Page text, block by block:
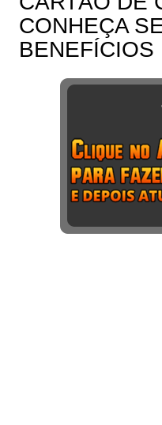
CONHEÇA
BENEFÍCIOS